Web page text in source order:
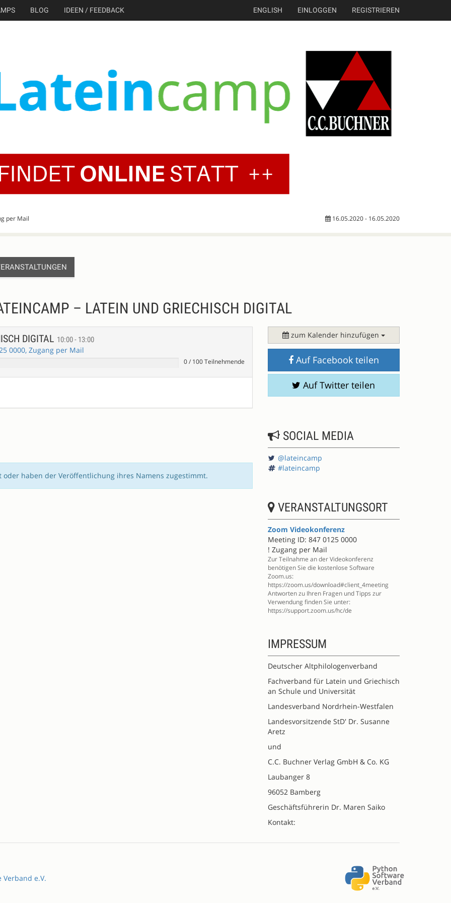
BLOG IDEEN / FEEDBACK ENGLISH EINLOGGEN REGISTRIEREN
per Mail 16.05.2020 - 16.05.2020
– LATEIN UND GRIECHISCH DIGITAL
DIGITAL 10:00 - 13:00
0000, Zugang per Mail
0/ 100Teilnehmende
haben der Veröffentlichung ihres Namens zugestimmt.
zum Kalender hinzufügen
Auf Facebook teilen
Auf Twitter teilen
SOCIAL MEDIA
@lateincamp
#lateincamp
VERANSTALTUNGSORT
Zoom Videokonferenz
Meeting ID: 847 0125 0000
! Zugang per Mail
Zur Teilnahme an der Videokonferenz
benötigen Sie die kostenlose Software
Zoom.us:
https://zoom.us/download#client_4meeting
Antworten zu Ihren Fragen und Tipps zur
Verwendung finden Sie unter:
https://support.zoom.us/hc/de
IMPRESSUM
Deutscher Altphilologenverband
Fachverband für Latein und Griechisch
an Schule und Universität
Landesverband Nordrhein-Westfalen
Landesvorsitzende StD' Dr. Susanne
Aretz
und
C.C. Buchner Verlag GmbH & Co. KG
Laubanger 8
96052 Bamberg
Geschäftsführerin Dr. Maren Saiko
Kontakt:
Verband e.V.